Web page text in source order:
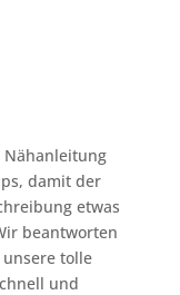
Nähanleitung
damit der
etwas
beantworten
tolle
und